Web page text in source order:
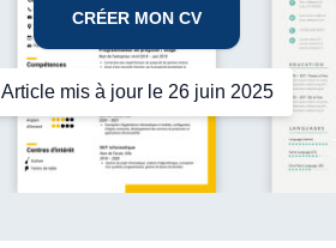
CRÉER MON CV
Article mis à jour le 26 juin 2025